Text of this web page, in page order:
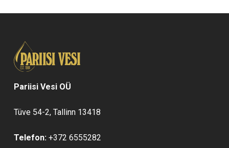
Pariisi Vesi OÜ
Tüve 54-2, Tallinn 13418
Telefon: +372 6555282